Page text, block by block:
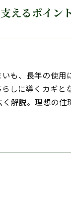
えるポイント
も、長年の使
しに導くカギと
解説。理想の